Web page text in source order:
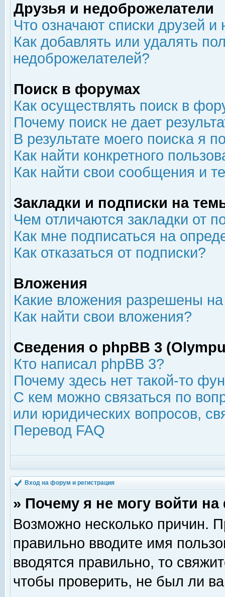
Друзья и недоброжелатели
Что означают списки друзей
Как добавлять или удалять
недоброжелателей?
Поиск в форумах
Как осуществлять поиск в
Почему поиск не дает
В результате моего поиска я
Как найти конкретного
Как найти свои сообщения и
Закладки и подписки на
Чем отличаются закладки от
Как мне подписаться на
Как отказаться от подписки?
Вложения
Какие вложения разрешены
Как найти свои вложения?
Сведения о phpBB 3
Кто написал phpBB 3?
Почему здесь нет такой-то
С кем можно связаться по
или юридических вопросов,
Перевод FAQ
Вход на форум и регистрация
» Почему я не могу войти
Возможно несколько причин.
правильно вводите имя
вводятся правильно, то
чтобы проверить, не был ли